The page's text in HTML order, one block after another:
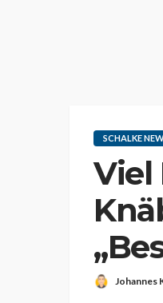
SCHALKE
Viel
Johannes